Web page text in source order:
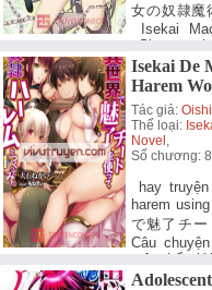
女の奴隷魔
Isekai
Story | Ma
Isekai De
Harem
Tác giả:
Thể loại:
Novel
Số chương:
hay
harem
で魅了チ
Câu
một thế
Quyến rũ